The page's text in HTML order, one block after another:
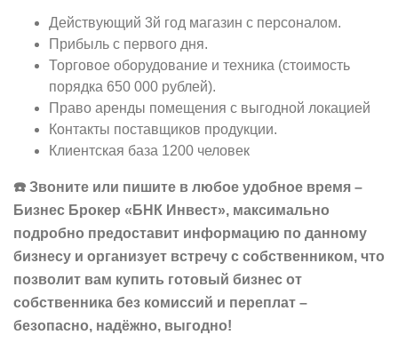
Действующий 3й год магазин с персоналом.
Прибыль с первого дня.
Торговое оборудование и техника (стоимость
порядка 650 000 рублей).
Право аренды помещения с выгодной локацией
Контакты поставщиков продукции.
Клиентская база 1200 человек
☎️ Звоните или пишите в любое удобное время –
Бизнес Брокер « БНК Инвест», максимально
подробно предоставит информацию по данному
бизнесу и организует встречу с собственником, что
позволит вам купить готовый бизнес от
собственника без комиссий и переплат –
безопасно, надёжно, выгодно!